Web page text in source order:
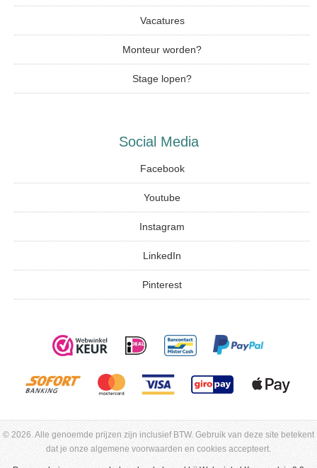
Vacatures
Monteur worden?
Stage lopen?
Social Media
Facebook
Youtube
Instagram
LinkedIn
Pinterest
© 2026. Alle genoemde prijzen zijn inclusief BTW. Gebruik van deze site betekent
dat je onze algemene voorwaarden en cookies accepteert.